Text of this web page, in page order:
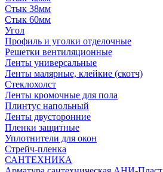
Стык 38мм
Стык 60мм
Угол
Профиль и уголки отделочные
Решетки вентиляционные
Ленты универсальные
Ленты малярные, клейкие (скотч)
Стеклохолст
Ленты кромочные для пола
Плинтус напольный
Ленты двусторонние
Пленки защитные
Уплотнители для окон
Стрейч-пленка
САНТЕХНИКА